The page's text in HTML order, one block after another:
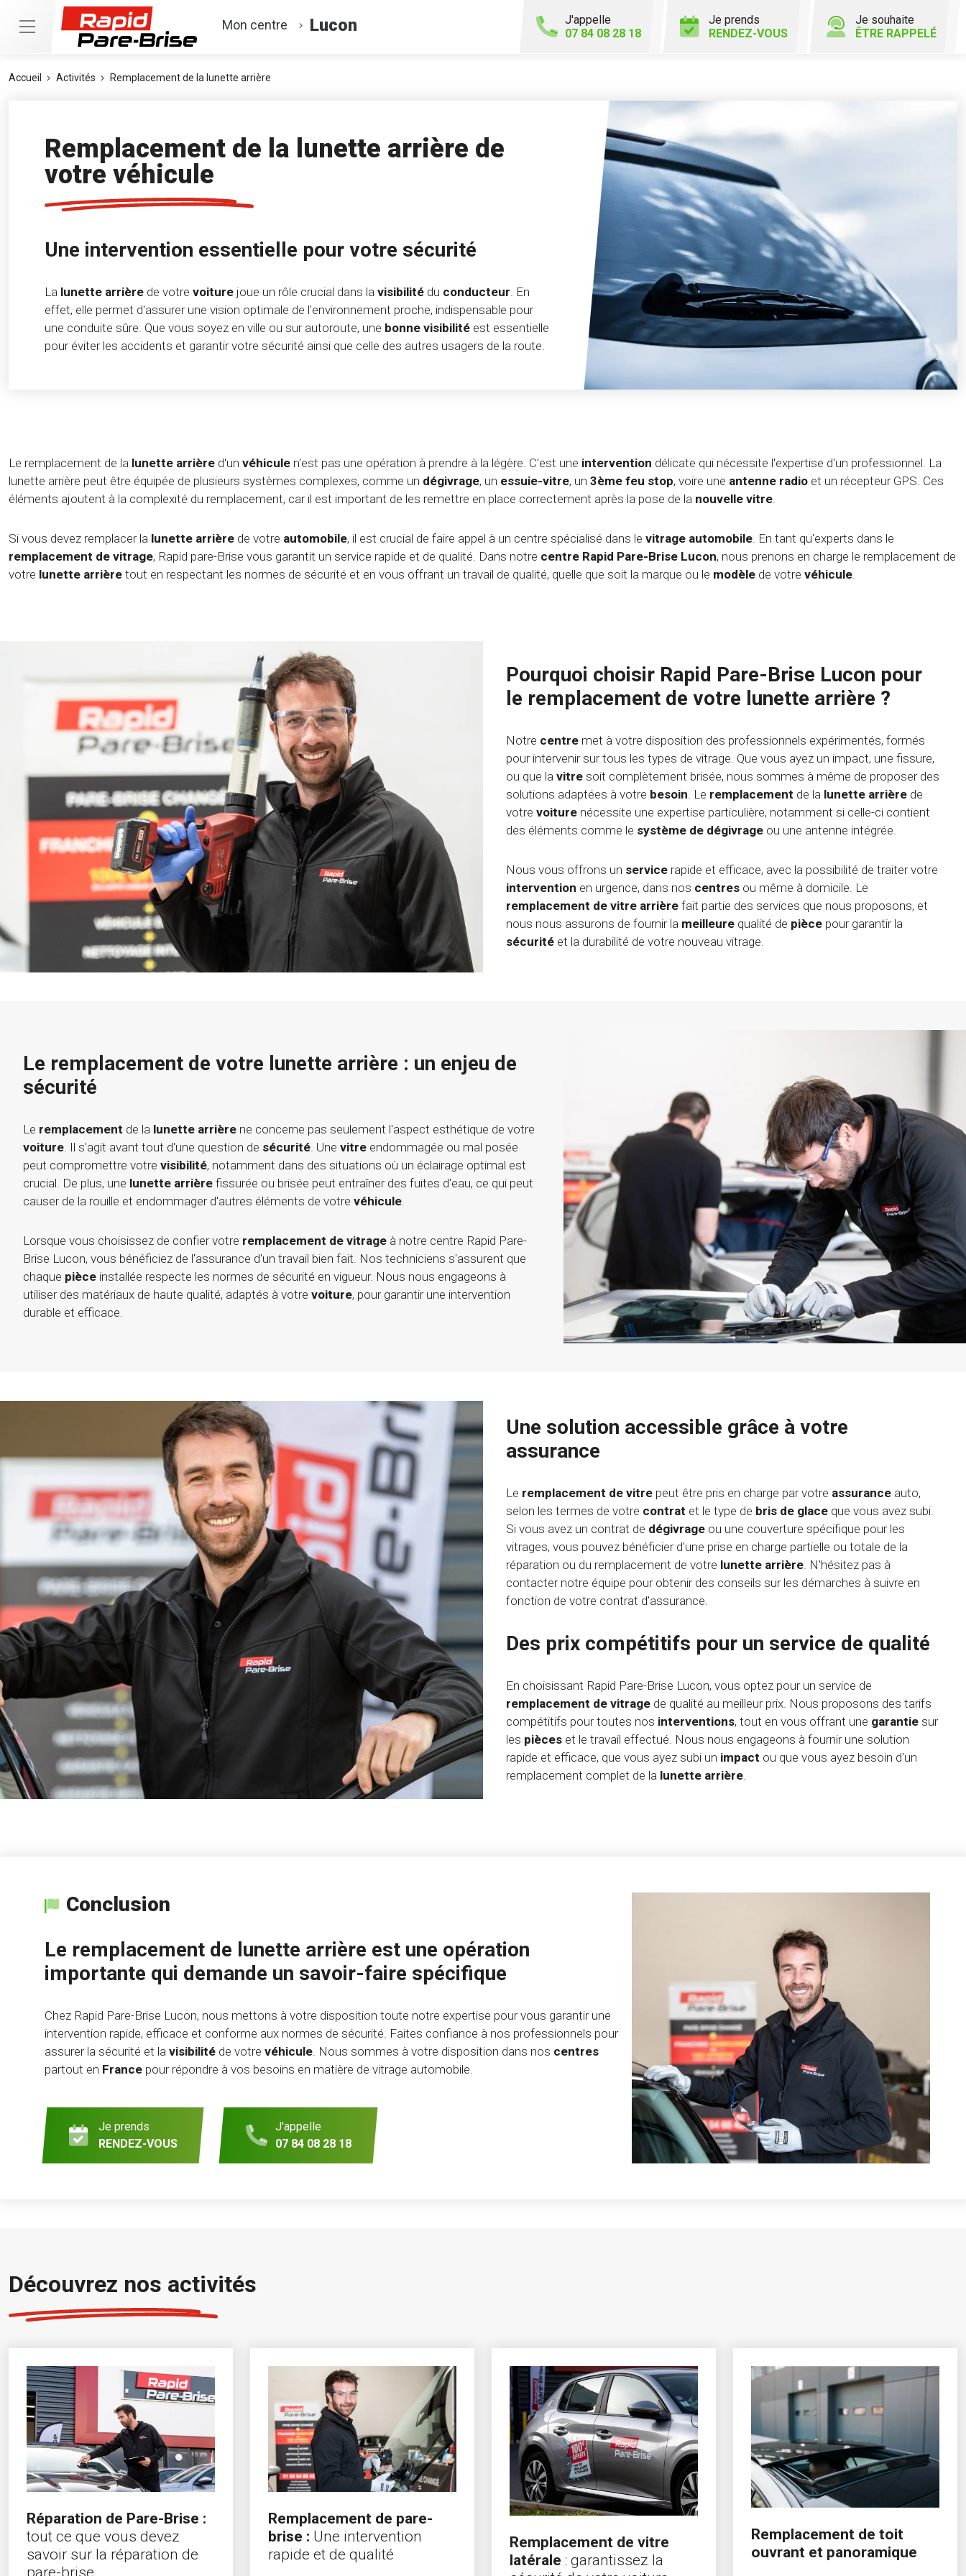
Mon centre Lucon
J'appelle
07 84 08 28 18
Je prends
RENDEZ-VOUS
Je souhaite
ÊTRE RAPPELÉ
Accueil Activités Remplacement de la lunette arrière
Remplacement de la lunette arrière de
votre véhicule
Une intervention essentielle pour votre sécurité
La lunette arrière de votre voiture joue un rôle crucial dans la visibilité du conducteur . En
effet, elle permet d'assurer une vision optimale de l'environnement proche, indispensable pour
une conduite sûre. Que vous soyez en ville ou sur autoroute, une bonne visibilité est essentielle
pour éviter les accidents et garantir votre sécurité ainsi que celle des autres usagers de la route.
Le remplacement de la lunette arrière d'un véhicule n'est pas une opération à prendre à la légère. C'est une intervention délicate qui nécessite l'expertise d'un professionnel. La
lunette arrière peut être équipée de plusieurs systèmes complexes, comme un dégivrage, un essuie-vitre, un 3ème feu stop, voire une antenne radio et un récepteur GPS. Ces
éléments ajoutent à la complexité du remplacement, car il est important de les remettre en place correctement après la pose de la nouvelle vitre.
Si vous devez remplacer la lunette arrière de votre automobile, il est crucial de faire appel à un centre spécialisé dans le vitrage automobile. En tant qu'experts dans le
remplacement de vitrage, Rapid pare-Brise vous garantit un service rapide et de qualité. Dans notre centre Rapid Pare-Brise Lucon, nous prenons en charge le remplacement de
votre lunette arrière tout en respectant les normes de sécurité et en vous offrant un travail de qualité, quelle que soit la marque ou le modèle de votre véhicule.
Pourquoi choisir Rapid Pare-Brise Lucon pour
le remplacement de votre lunette arrière ?
Notre centre met à votre disposition des professionnels expérimentés, formés
pour intervenir sur tous les types de vitrage. Que vous ayez un impact, une fissure,
ou que la vitre soit complètement brisée, nous sommes à même de proposer des
solutions adaptées à votre besoin. Le remplacement de la lunette arrière de
votre voiture nécessite une expertise particulière, notamment si celle-ci contient
des éléments comme le système de dégivrage ou une antenne intégrée.
Nous vous offrons un service rapide et efficace, avec la possibilité de traiter votre
intervention en urgence, dans nos centres ou même à domicile. Le
remplacement de vitre arrière fait partie des services que nous proposons, et
nous nous assurons de fournir la meilleure qualité de pièce pour garantir la
sécurité et la durabilité de votre nouveau vitrage.
Le remplacement de votre lunette arrière : un enjeu de
sécurité
Le remplacement de la lunette arrière ne concerne pas seulement l'aspect esthétique de votre
voiture. Il s'agit avant tout d'une question de sécurité. Une vitre endommagée ou mal posée
peut compromettre votre visibilité, notamment dans des situations où un éclairage optimal est
crucial. De plus, une lunette arrière fissurée ou brisée peut entraîner des fuites d'eau, ce qui peut
causer de la rouille et endommager d'autres éléments de votre véhicule.
Lorsque vous choisissez de confier votre remplacement de vitrage à notre centre Rapid Pare-
Brise Lucon, vous bénéficiez de l'assurance d'un travail bien fait. Nos techniciens s'assurent que
chaque pièce installée respecte les normes de sécurité en vigueur. Nous nous engageons à
utiliser des matériaux de haute qualité, adaptés à votre voiture, pour garantir une intervention
durable et efficace.
Une solution accessible grâce à votre
assurance
Le remplacement de vitre peut être pris en charge par votre assurance auto,
selon les termes de votre contrat et le type de bris de glace que vous avez subi.
Si vous avez un contrat de dégivrage ou une couverture spécifique pour les
vitrages, vous pouvez bénéficier d'une prise en charge partielle ou totale de la
réparation ou du remplacement de votre lunette arrière. N'hésitez pas à
contacter notre équipe pour obtenir des conseils sur les démarches à suivre en
fonction de votre contrat d’assurance.
Des prix compétitifs pour un service de qualité
En choisissant Rapid Pare-Brise Lucon, vous optez pour un service de
remplacement de vitrage de qualité au meilleur prix. Nous proposons des tarifs
compétitifs pour toutes nos interventions, tout en vous offrant une garantie sur
les pièces et le travail effectué. Nous nous engageons à fournir une solution
rapide et efficace, que vous ayez subi un impact ou que vous ayez besoin d'un
remplacement complet de la lunette arrière.
Conclusion
Le remplacement de lunette arrière est une opération
importante qui demande un savoir-faire spécifique
Chez Rapid Pare-Brise Lucon, nous mettons à votre disposition toute notre expertise pour vous garantir une
intervention rapide, efficace et conforme aux normes de sécurité. Faites confiance à nos professionnels pour
assurer la sécurité et la visibilité de votre véhicule. Nous sommes à votre disposition dans nos centres
partout en France pour répondre à vos besoins en matière de vitrage automobile.
Je prends
RENDEZ-VOUS
J'appelle
07 84 08 28 18
Découvrez nos activités
Réparation de Pare-Brise :
tout ce que vous devez
savoir sur la réparation de
pare-brise
Remplacement de pare-
brise : Une intervention
rapide et de qualité
Remplacement de vitre
latérale : garantissez la
Remplacement de toit
ouvrant et panoramique